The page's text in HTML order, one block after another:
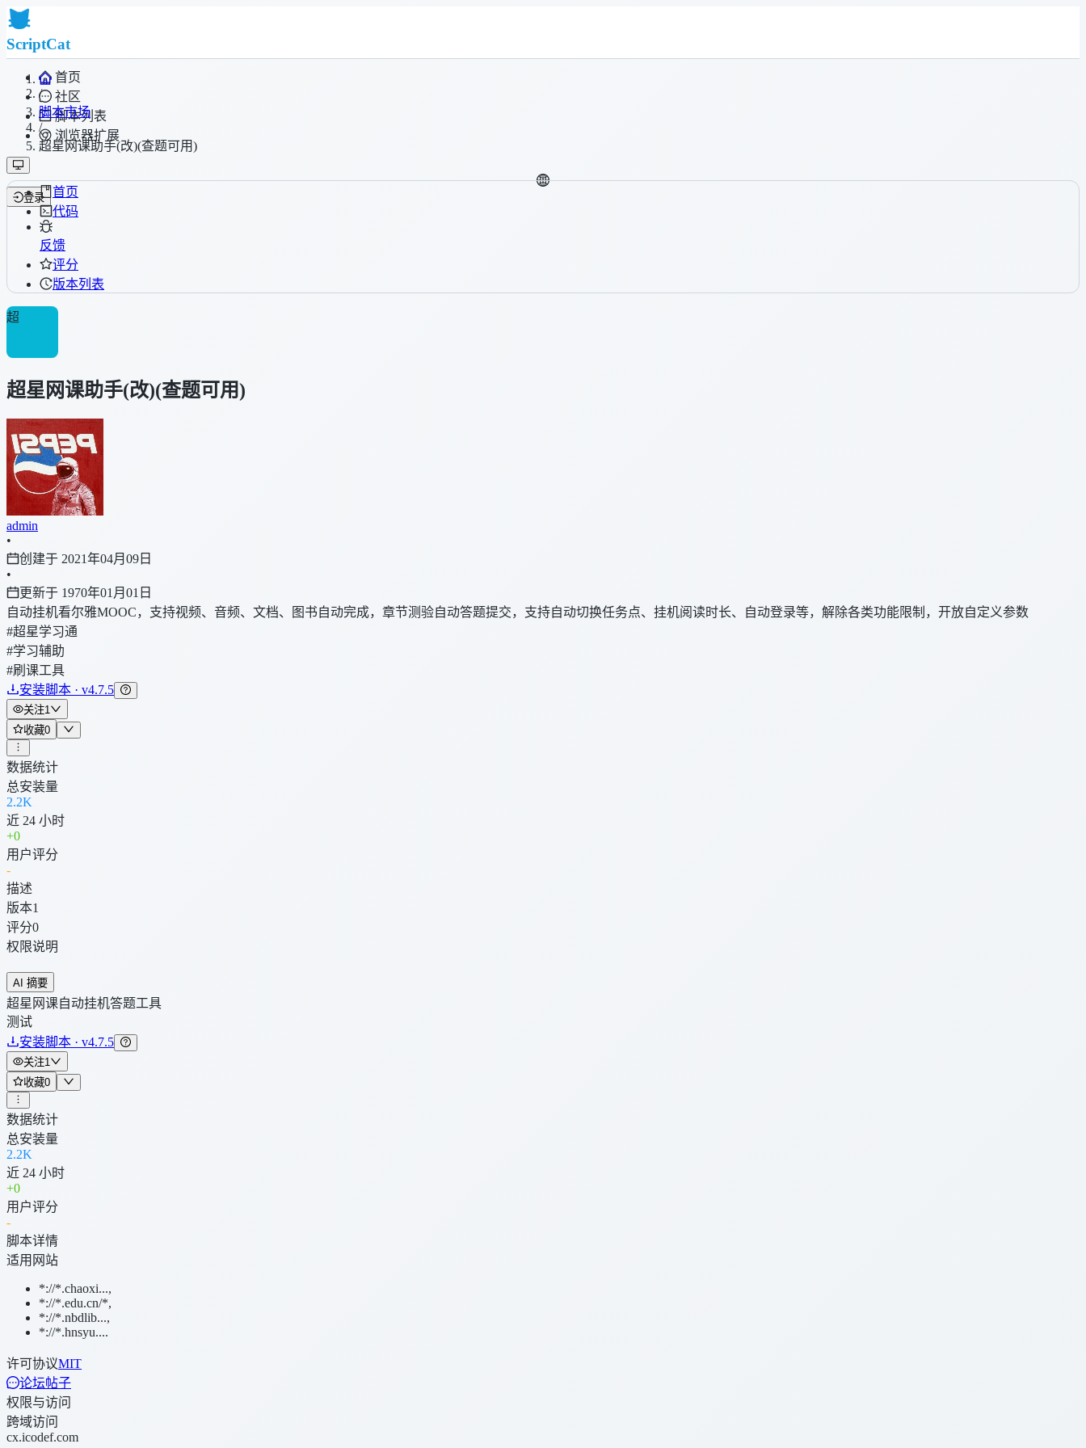
ScriptCat
首页
社区
脚本列表
浏览器扩展
登录
/
脚本市场
/
超星网课助手(改)(查题可用)
首页
代码
反馈
评分
版本列表
超
超星网课助手(改)(查题可用)
admin
•
创建于 2021年04月09日
•
更新于 1970年01月01日
自动挂机看尔雅MOOC，支持视频、音频、文档、图书自动完成，章节测验自动答题提交，支持自动切换任务点、挂机阅读时长、自动登录等，解除各类功能限制，开放自定义参数
#超星学习通
#学习辅助
#刷课工具
安装脚本 · v4.7.5
关注1
收藏0
数据统计
总安装量
2.2K
近 24 小时
+0
用户评分
-
描述
版本1
评分0
权限说明
AI 摘要
超星网课自动挂机答题工具
测试
安装脚本 · v4.7.5
关注1
收藏0
数据统计
总安装量
2.2K
近 24 小时
+0
用户评分
-
脚本详情
适用网站
*://*.chaoxi...,
*://*.edu.cn/*,
*://*.nbdlib...,
*://*.hnsyu....
许可协议MIT
论坛帖子
权限与访问
跨域访问
cx.icodef.com